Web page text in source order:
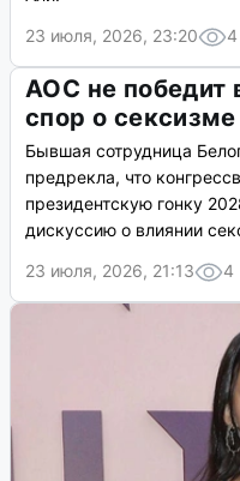
23 июля, 2026, 23:20
4
AOC не победит
спор о сексизме
Бывшая сотрудница
предрекла, что
президентскую гонку
дискуссию о влиянии
23 июля, 2026, 21:13
4